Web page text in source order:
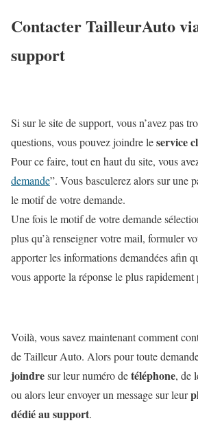
Contacter TailleurAuto
support
Si sur le site de support, vous n’avez pas
questions, vous pouvez joindre leservice
Pour ce faire, tout en haut du site, vous
demande”. Vous basculerez alors sur une
le motif de votre demande.
Une fois le motif de votre demande
plus qu’à renseigner votre mail, formuler
apporter les informations demandées afin
vous apporte la réponse le plus rapidement
Voilà, vous savez maintenant comment
de Tailleur Auto. Alors pour toute
joindresur leur numéro detéléphone, de
ou alors leur envoyer un message sur leur
dédié au support.